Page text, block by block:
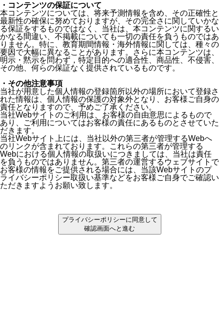
・コンテンツの保証について
本コンテンツについては、将来予測情報を含め、その正確性と
最新性の確保に努めておりますが、その完全さに関していかな
る保証をするものではなく、当社は、本コンテンツに関するい
かなる間違い、不掲載についても一切の責任を負うものではあ
りません。特に、教育期間情報・海外情報に関しては、種々の
要因で大幅に異なることがあります。さらに本コンテンツは、
明示・黙示を問わず，特定目的への適合性、商品性、不侵害、
その他、何らの保証なく提供されているものです。
・その他注意事項
当社が用意した個人情報の登録箇所以外の場所において登録さ
れた情報は、個人情報の保護の対象外となり、お客様ご自身の
責任となりますので、予めご了承ください。
当社Webサイトのご利用は、お客様の自由意思によるもので
あり、ご利用についてはお客様の責任にあるものとさせていた
だきます。
当社Webサイト上には、当社以外の第三者が管理するWebへ
のリンクが含まれております。これらの第三者が管理する
Webにおける個人情報の取扱いにつきましては、当社は責任
を負うものではありません。第三者の運営するウェブサイトで
お客様の情報をご提供される場合には、当該Webサイトのプ
ライバシーポリシー取扱い基準などをお客様ご自身でご確認い
ただきますようお願い致します。
プライバシーポリシーに同意して
確認画面へと進む